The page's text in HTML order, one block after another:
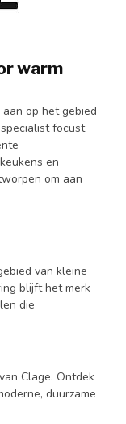
warm
op het gebied
focust
en
om aan
van kleine
blijft het merk
die
Clage. Ontdek
duurzame